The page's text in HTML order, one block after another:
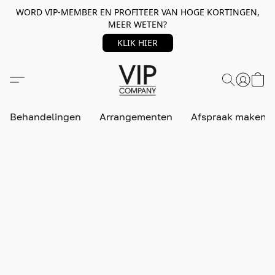
WORD VIP-MEMBER EN PROFITEER VAN HOGE KORTINGEN,
MEER WETEN?
KLIK HIER
Behandelingen Arrangementen Afspraak maken